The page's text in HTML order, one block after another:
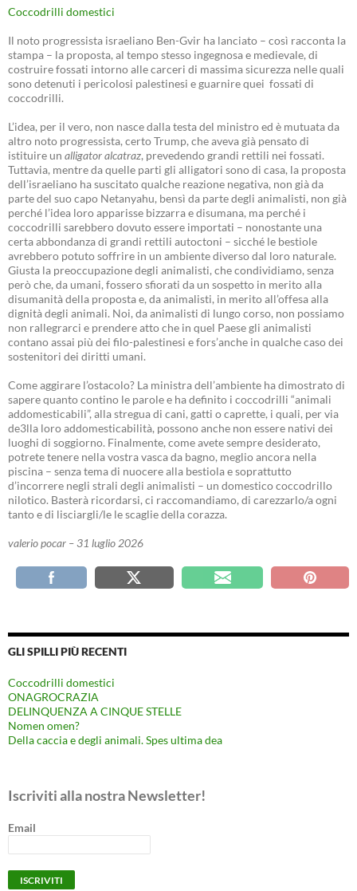
Coccodrilli domestici
Il noto progressista israeliano Ben-Gvir ha lanciato – così racconta la
stampa – la proposta, al tempo stesso ingegnosa e medievale, di
costruire fossati intorno alle carceri di massima sicurezza nelle quali
sono detenuti i pericolosi palestinesi e guarnire quei fossati di
coccodrilli.
L’idea, per il vero, non nasce dalla testa del ministro ed è mutuata da
altro noto progressista, certo Trump, che aveva già pensato di
istituire un alligator alcatraz, prevedendo grandi rettili nei fossati.
Tuttavia, mentre da quelle parti gli alligatori sono di casa, la proposta
dell’israeliano ha suscitato qualche reazione negativa, non già da
parte del suo capo Netanyahu, bensì da parte degli animalisti, non già
perché l’idea loro apparisse bizzarra e disumana, ma perché i
coccodrilli sarebbero dovuto essere importati – nonostante una
certa abbondanza di grandi rettili autoctoni – sicché le bestiole
avrebbero potuto soffrire in un ambiente diverso dal loro naturale.
Giusta la preoccupazione degli animalisti, che condividiamo, senza
però che, da umani, fossero sfiorati da un sospetto in merito alla
disumanità della proposta e, da animalisti, in merito all’offesa alla
dignità degli animali. Noi, da animalisti di lungo corso, non possiamo
non rallegrarci e prendere atto che in quel Paese gli animalisti
contano assai più dei filo-palestinesi e fors’anche in qualche caso dei
sostenitori dei diritti umani.
Come aggirare l’ostacolo? La ministra dell’ambiente ha dimostrato di
sapere quanto contino le parole e ha definito i coccodrilli “animali
addomesticabili”, alla stregua di cani, gatti o caprette, i quali, per via
de3lla loro addomesticabilità, possono anche non essere nativi dei
luoghi di soggiorno. Finalmente, come avete sempre desiderato,
potrete tenere nella vostra vasca da bagno, meglio ancora nella
piscina – senza tema di nuocere alla bestiola e soprattutto
d’incorrere negli strali degli animalisti – un domestico coccodrillo
nilotico. Basterà ricordarsi, ci raccomandiamo, di carezzarlo/a ogni
tanto e di lisciargli/le le scaglie della corazza.
valerio pocar – 31 luglio 2026
GLI SPILLI PIÙ RECENTI
Coccodrilli domestici
ONAGROCRAZIA
DELINQUENZA A CINQUE STELLE
Nomen omen?
Della caccia e degli animali. Spes ultima dea
Iscriviti alla nostra Newsletter!
Email